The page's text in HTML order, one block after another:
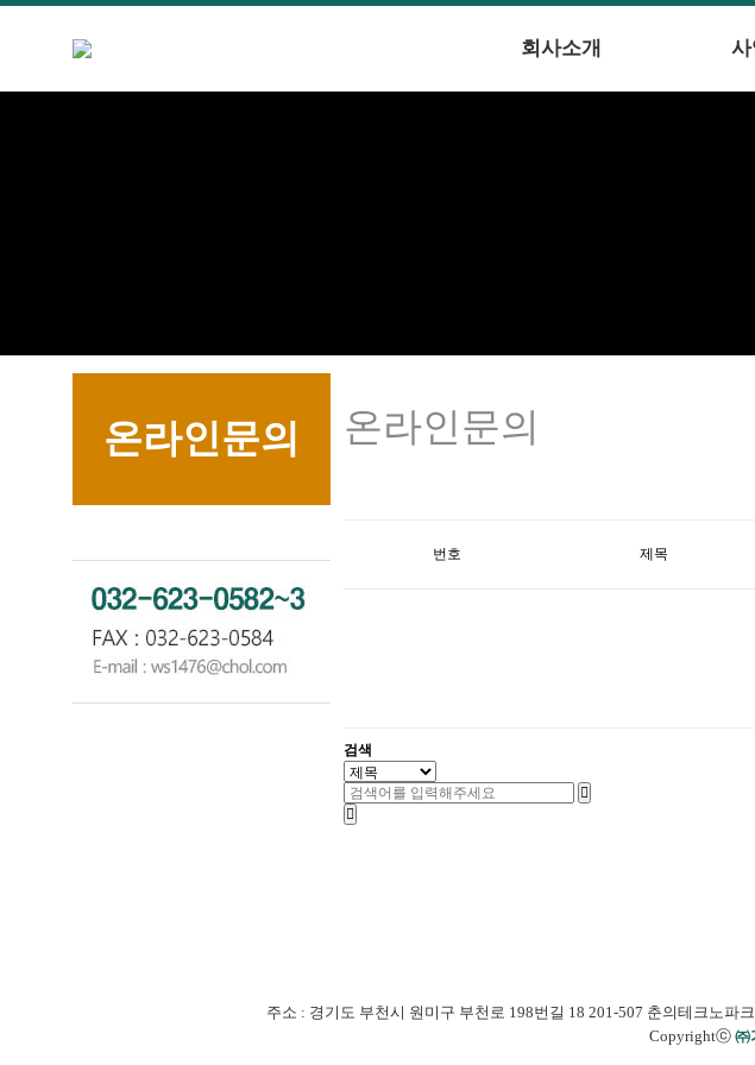
회사소개 사
온라인문의 온라인문의
번호 제목
검색
주소 : 경기도 부천시 원미구 부천로 198번길 18 201-507 춘의테크
Copyrightⓒ ㈜